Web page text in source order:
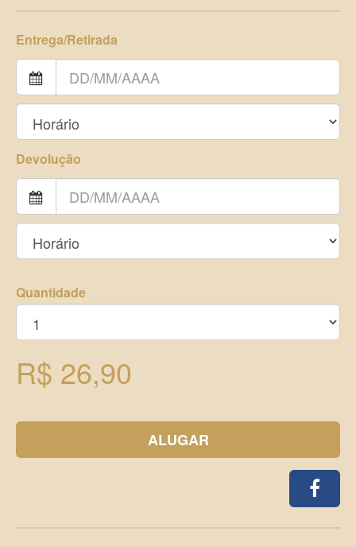
Entrega/Retirada
Devolução
Quantidade
R$ 26,90
ALUGAR